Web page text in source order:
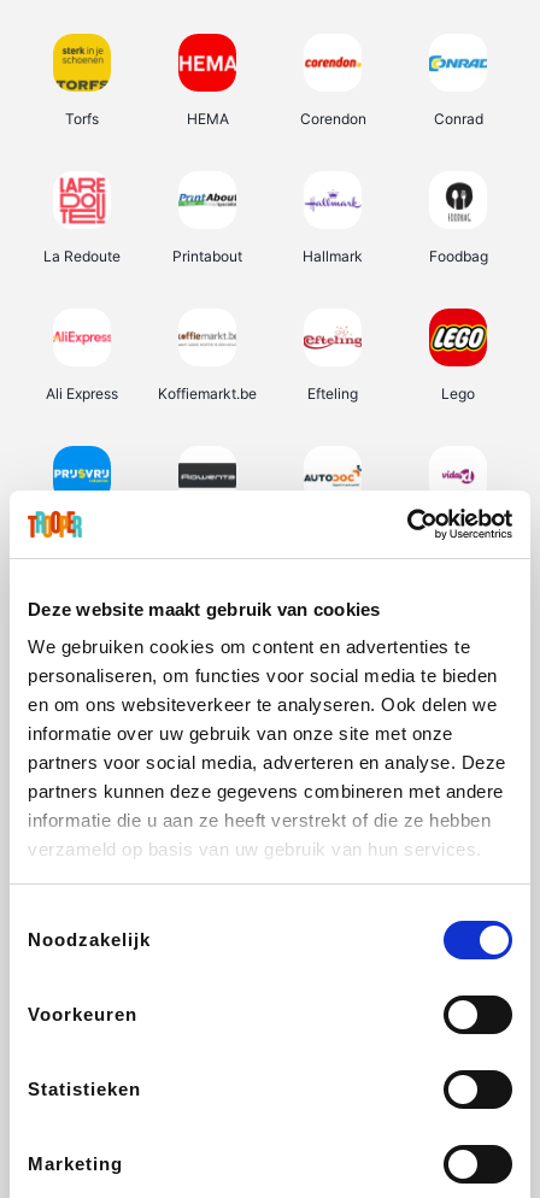
Deze website maakt gebruik van cookies
We gebruiken cookies om content en advertenties te
personaliseren, om functies voor social media te bieden
en om ons websiteverkeer te analyseren. Ook delen we
informatie over uw gebruik van onze site met onze
partners voor social media, adverteren en analyse. Deze
partners kunnen deze gegevens combineren met andere
informatie die u aan ze heeft verstrekt of die ze hebben
verzameld op basis van uw gebruik van hun services.
Noodzakelijk
Voorkeuren
Statistieken
Marketing
Torfs HEMA Corendon Conrad
La Redoute Printabout Hallmark Foodbag
Ali Express Koffiemarkt.be Efteling Lego
Prijsvrij Vidaxl
Lampenlicht.be De Online Drogist Hotels.com Adidas
DectDirect
Brussels Airlines
EuroGifts Get Your Guide